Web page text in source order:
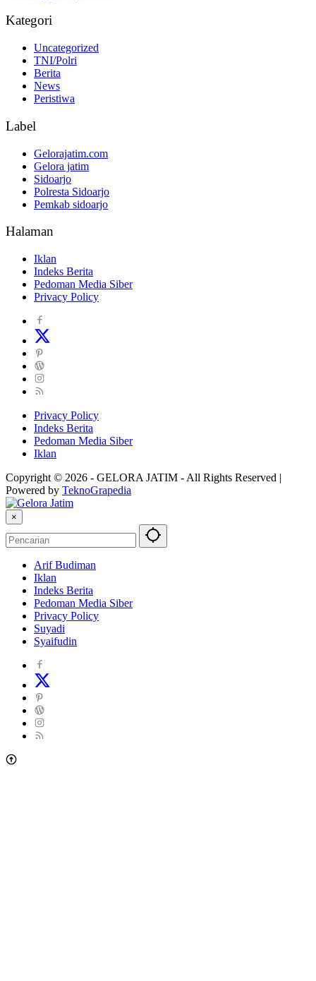
Kategori
Uncategorized
TNI/Polri
Berita
News
Peristiwa
Label
Gelorajatim.com
Gelora jatim
Sidoarjo
Polresta Sidoarjo
Pemkab sidoarjo
Halaman
Iklan
Indeks Berita
Pedoman Media Siber
Privacy Policy
Privacy Policy
Indeks Berita
Pedoman Media Siber
Iklan
Copyright © 2026 - GELORA JATIM - All Rights Reserved |
Powered by TeknoGrapedia
×
Arif Budiman
Iklan
Indeks Berita
Pedoman Media Siber
Privacy Policy
Suyadi
Syaifudin